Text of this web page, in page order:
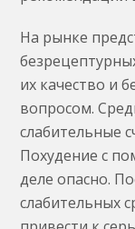
На рынке
их качество и
вопросом.
слабительные
Похудение с
деле опасно.
слабительных